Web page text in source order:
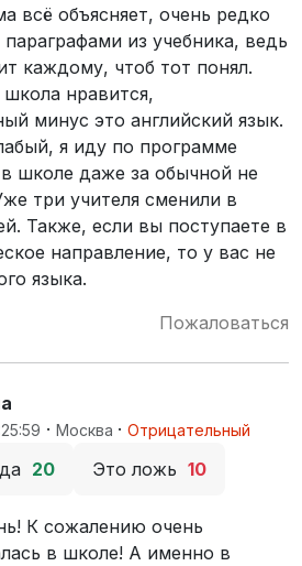
всё объясняет, очень редко
параграфами из учебника, ведь
каждому, чтоб тот понял.
нравится,
минус это английский язык.
я иду по программе
школе даже за обычной не
три учителя сменили в
Также, если вы поступаете в
направление, то у вас не
языка.
Пожаловаться
· Москва · Отрицательный
20 Это ложь 10
К сожалению очень
в школе! А именно в